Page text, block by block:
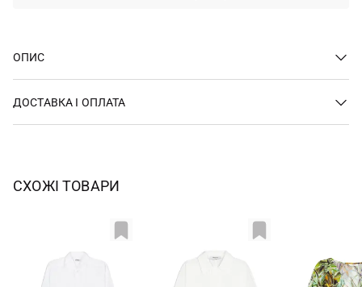
ОПИС
ДОСТАВКА І ОПЛАТА
СХОЖІ ТОВАРИ